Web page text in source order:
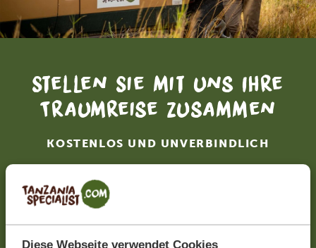
Diese Webseite verwendet Cookies
Stellen Sie mit uns Ihre
Traumreise zusammen
KOSTENLOS UND UNVERBINDLICH
JETZT ZUSAMMENSTELLEN